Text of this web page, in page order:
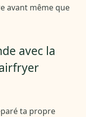
avant même que
avec la
ta propre